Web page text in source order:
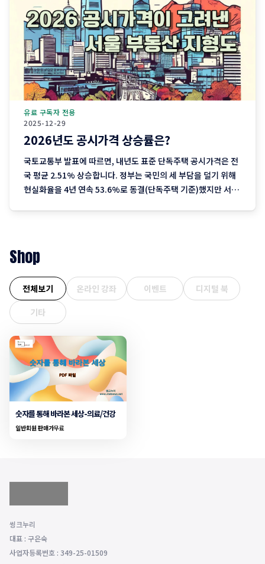
2025-12-29
유료 구독자 전용
2026년도 공시가격 상승률은?
국토교통부 발표에 따르면, 내년도 표준 단독주택 공시가격은 전
국 평균 2.51% 상승합니다. 정부는 국민의 세 부담을 덜기 위해
현실화율을 4년 연속 53.6%로 동결(단독주택 기준)했지만 서울
Shop
전체보기 온라인 강좌 이벤트
디지털 북
기타
숫자를 통해 바라본 세상-의료/건강
일반회원 판매가무료
씽크누리
대표 : 구은숙
사업자등록번호 : 349-25-01509